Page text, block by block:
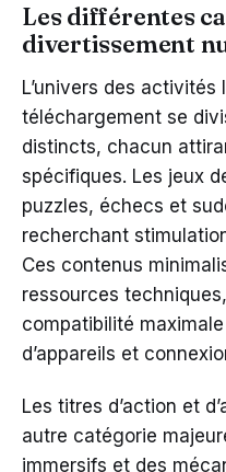
Les différentes
divertissement
L’univers des
téléchargement se
distincts, chacun
spécifiques. Les jeux
puzzles, échecs et
recherchant
Ces contenus
ressources
compatibilité
d’appareils et
Les titres d’action et
autre catégorie
immersifs et des